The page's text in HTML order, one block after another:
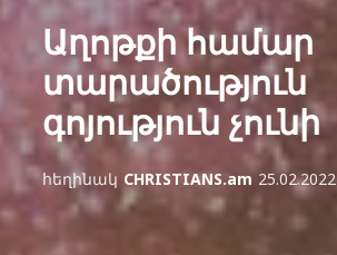
Աղոթքի համար
տարածություն
գոյություն չունի
հեղինակ CHRISTIANS.am 25.02.2022